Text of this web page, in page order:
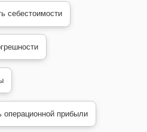
себестоимости
операционной прибыли